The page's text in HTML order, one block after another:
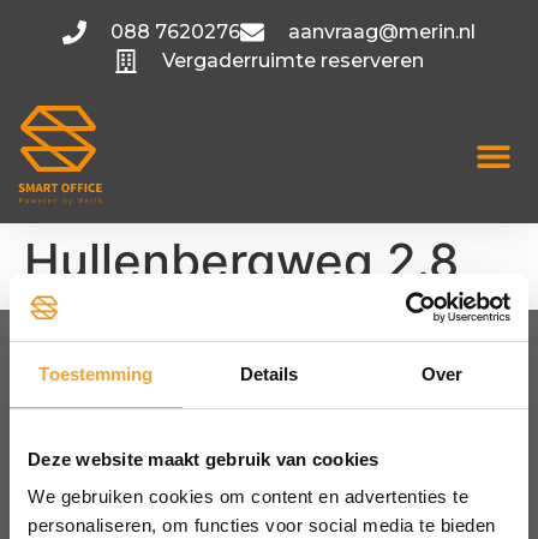
Toestemming Details Over
Deze website maakt gebruik van cookies
We gebruiken cookies om content en advertenties te
personaliseren, om functies voor social media te bieden
088 7620276
aanvraag@merin.nl
Vergaderruimte reserveren
Hullenbergweg 2.8
Utrecht
Hoofddorp
Bekijk alle locaties